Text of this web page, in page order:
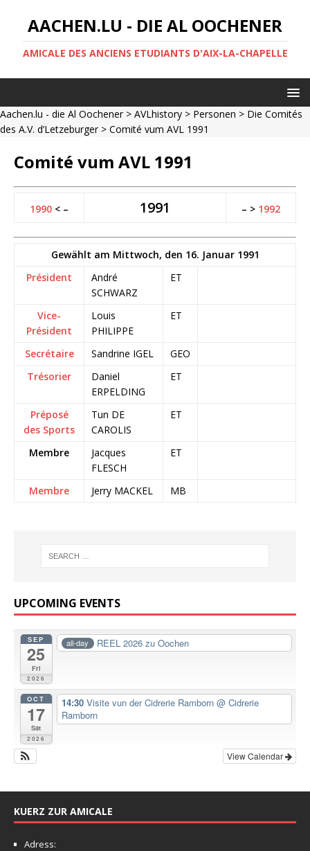
AACHEN.LU - DIE AL OOCHENER
AMICALE DES ANCIENS ETUDIANTS D'AIX-LA-CHAPELLE
Aachen.lu - die Al Oochener> AVLhistory > Personen > Die Comités
des A.V. d’Letzeburger> Comité vum AVL 1991
Comité vum AVL 1991
1990 < – 1991 – > 1992
Gewählt am Mittwoch, den 16. Januar 1991
Président
André
SCHWARZ
ET
Vice-
Président
Louis
PHILIPPE
ET
Secrétaire Sandrine IGEL
GEO
Trésorier
Daniel
ERPELDING
ET
Préposé
des Sports
Tun DE
CAROLIS
ET
Membre
Jacques
FLESCH
ET
Membre Jerry MACKEL MB
UPCOMING EVENTS
SEP
25
Fri
2026
all-day REEL 2026 zu Oochen
OCT
17
Sat
2026
14:30 Visite vun der Cidrerie Ramborn @ Cidrerie
Ramborn
View Calendar
KUERZ ZUR AMICALE
Adress: